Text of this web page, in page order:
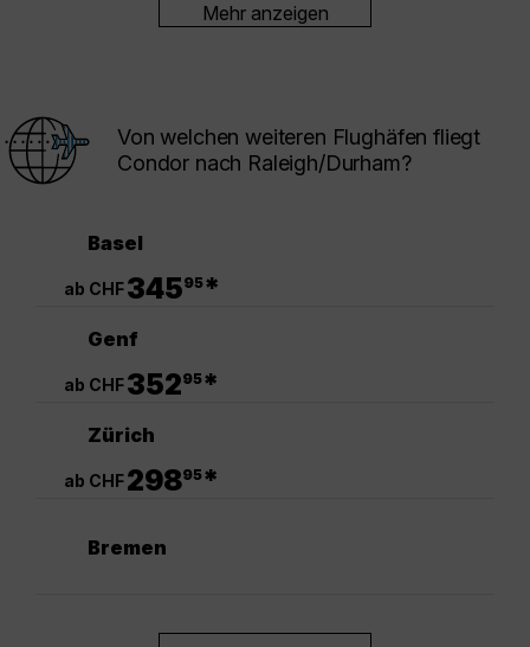
Mehr anzeigen
Von welchen weiteren Flughäfen fliegt
Condor nach Raleigh/Durham?
Basel
ab CHF34595*
Genf
ab CHF35295*
Zürich
ab CHF29895*
Bremen